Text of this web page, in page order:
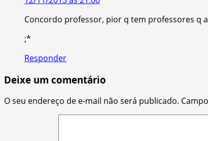
Concordo professor, pior q tem professores q
;*
Responder
Deixe um comentário
O seu endereço de e-mail não será publicado.